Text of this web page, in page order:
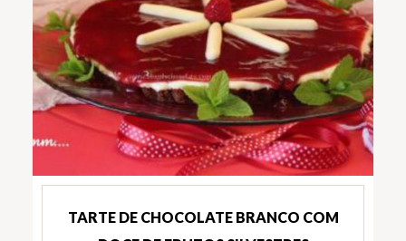
TARTE DE CHOCOLATE BRANCO COM